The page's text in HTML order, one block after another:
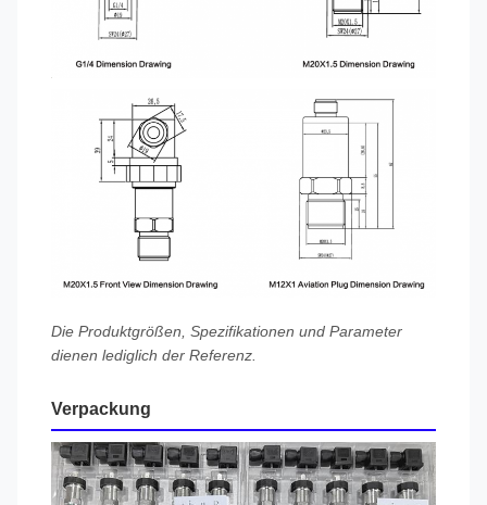
Die Produktgrößen, Spezifikationen und Parameter
dienen lediglich der Referenz.
Verpackung